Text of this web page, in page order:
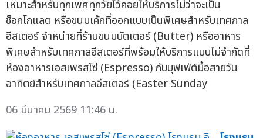
เหมาะสำหรับทุกเพศทุกวัยไว้คอยให้บริการไม่ว่าจะเป็น
ช็อกโกแลต หรือขนมเค้กที่ออกแบบเป็นพิเศษสำหรับเทศกาล
อีสเตอร์ จำหน่ายที่ร้านขนมบัตเตอร์ (Butter) หรืออาหาร
พิเศษสำหรับเทศกาลอีสเตอร์ที่พร้อมให้บริการแบบไม่จำกัดที่
ห้องอาหารเอสเพรสโซ่ (Espresso) กับบุฟเฟ่ต์มื้อสายวัน
อาทิตย์สำหรับเทศกาลอีสเตอร์ (Easter Sunday
06 มีนาคม 2569 11:46 น.